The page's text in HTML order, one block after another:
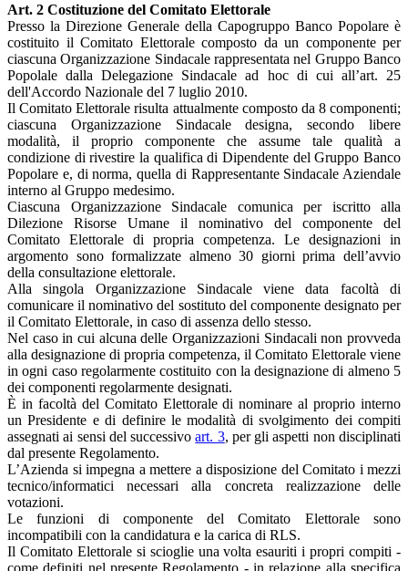
Art. 2 Costituzione del Comitato Elettorale
Presso la Direzione Generale della Capogruppo Banco Popolare è
costituito il Comitato Elettorale composto da un componente per
ciascuna Organizzazione Sindacale rappresentata nel Gruppo Banco
Popolale dalla Delegazione Sindacale ad hoc di cui all’art. 25
dell'Accordo Nazionale del 7 luglio 2010.
Il Comitato Elettorale risulta attualmente composto da 8 componenti;
ciascuna Organizzazione Sindacale designa, secondo libere
modalità, il proprio componente che assume tale qualità a
condizione di rivestire la qualifica di Dipendente del Gruppo Banco
Popolare e, di norma, quella di Rappresentante Sindacale Aziendale
interno al Gruppo medesimo.
Ciascuna Organizzazione Sindacale comunica per iscritto alla
Dilezione Risorse Umane il nominativo del componente del
Comitato Elettorale di propria competenza. Le designazioni in
argomento sono formalizzate almeno 30 giorni prima dell’avvio
della consultazione elettorale.
Alla singola Organizzazione Sindacale viene data facoltà di
comunicare il nominativo del sostituto del componente designato per
il Comitato Elettorale, in caso di assenza dello stesso.
Nel caso in cui alcuna delle Organizzazioni Sindacali non provveda
alla designazione di propria competenza, il Comitato Elettorale viene
in ogni caso regolarmente costituito con la designazione di almeno 5
dei componenti regolarmente designati.
È in facoltà del Comitato Elettorale di nominare al proprio interno
un Presidente e di definire le modalità di svolgimento dei compiti
assegnati ai sensi del successivoart. 3, per gli aspetti non disciplinati
dal presente Regolamento.
L’Azienda si impegna a mettere a disposizione del Comitato i mezzi
tecnico/informatici necessari alla concreta realizzazione delle
votazioni.
Le funzioni di componente del Comitato Elettorale sono
incompatibili con la candidatura e la carica di RLS.
Il Comitato Elettorale si scioglie una volta esauriti i propri compiti -
come definiti nel presente Regolamento - in relazione alla specifica